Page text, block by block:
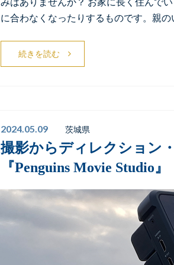
に合わなくなったりするものです。親
続きを読む
2024.05.09 茨城県
撮影からディレクション
『Penguins Movie Studio』